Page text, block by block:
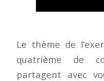
Le thème de
quatrième de
partagent avec